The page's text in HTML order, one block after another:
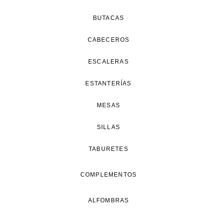
BUTACAS
CABECEROS
ESCALERAS
ESTANTERÍAS
MESAS
SILLAS
TABURETES
COMPLEMENTOS
ALFOMBRAS